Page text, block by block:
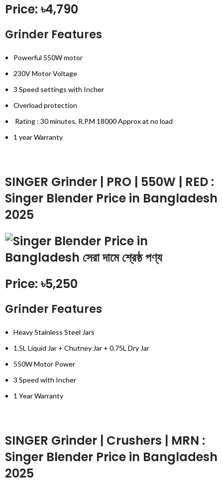
Price: ৳4,790
Grinder Features
Powerful 550W motor
230V Motor Voltage
3 Speed settings with Incher
Overload protection
Rating : 30 minutes, R.P.M 18000 Approx at no load
1 year Warranty
SINGER Grinder | PRO | 550W | RED :
Singer Blender Price in Bangladesh
2025
Price: ৳5,250
Grinder Features
Heavy Stainless Steel Jars
1.5L Liquid Jar + Chutney Jar + 0.75L Dry Jar
550W Motor Power
3 Speed with Incher
1 Year Warranty
SINGER Grinder | Crushers | MRN :
Singer Blender Price in Bangladesh
2025